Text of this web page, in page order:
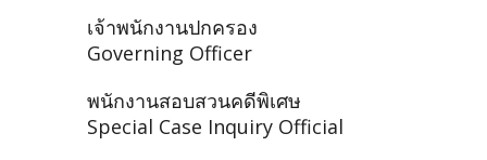
เจ้าพนักงานปกครอง
Governing Officer
พนักงานสอบสวนคดีพิเศษ
Special Case Inquiry Official